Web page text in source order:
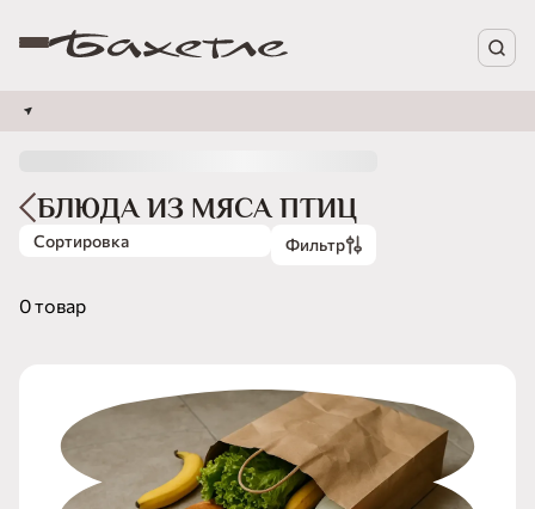
БЛЮДА ИЗ МЯСА ПТИЦ
Сортировка Фильтр
0 товар